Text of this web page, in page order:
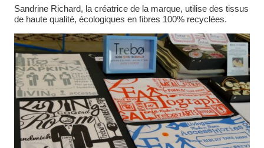
Sandrine Richard, la créatrice de la marque, utilise des tissus
de haute qualité, écologiques en fibres 100% recyclées.